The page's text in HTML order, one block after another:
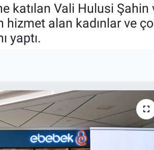
katılan Vali Hulusi Şahin
alan kadınlar ve
yaptı.